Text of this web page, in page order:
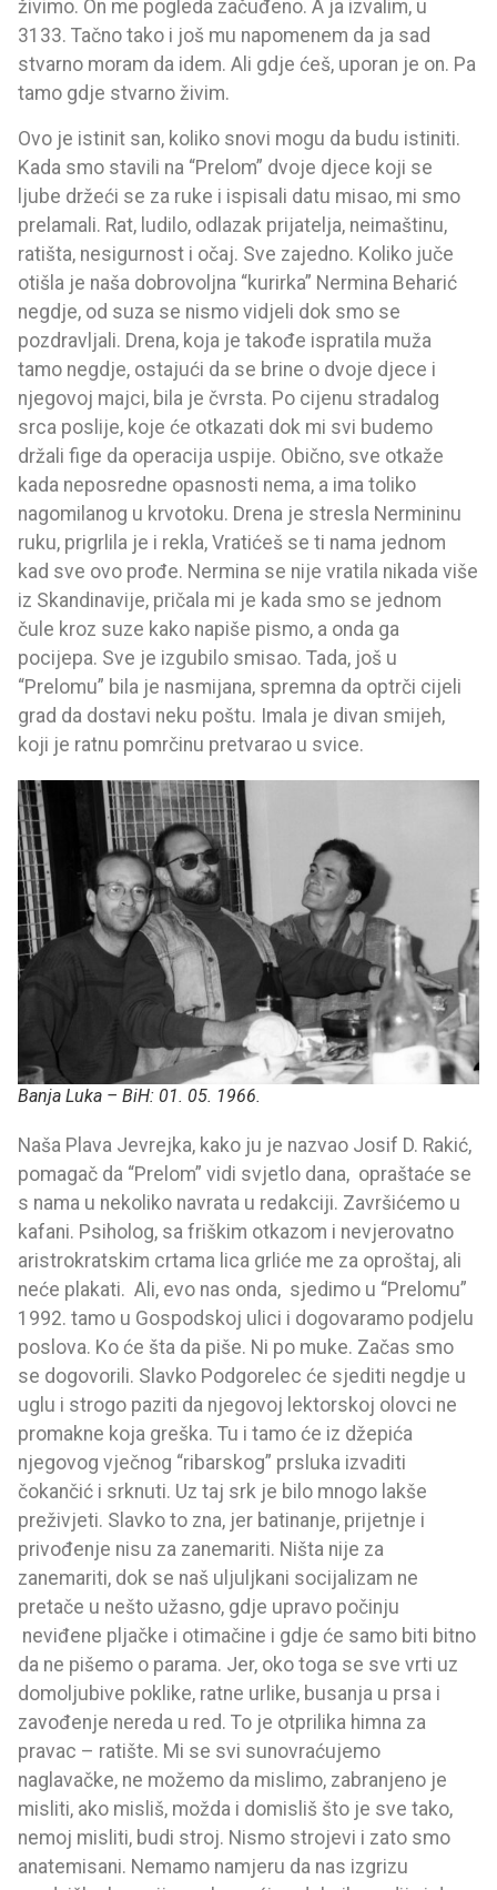
živimo. On me pogleda začuđeno. A ja izvalim, u
3133. Tačno tako i još mu napomenem da ja sad
stvarno moram da idem. Ali gdje ćeš, uporan je on. Pa
tamo gdje stvarno živim.
Ovo je istinit san, koliko snovi mogu da budu istiniti.
Kada smo stavili na “Prelom” dvoje djece koji se
ljube držeći se za ruke i ispisali datu misao, mi smo
prelamali. Rat, ludilo, odlazak prijatelja, neimaštinu,
ratišta, nesigurnost i očaj. Sve zajedno. Koliko juče
otišla je naša dobrovoljna “kurirka” Nermina Beharić
negdje, od suza se nismo vidjeli dok smo se
pozdravljali. Drena, koja je takođe ispratila muža
tamo negdje, ostajući da se brine o dvoje djece i
njegovoj majci, bila je čvrsta. Po cijenu stradalog
srca poslije, koje će otkazati dok mi svi budemo
držali fige da operacija uspije. Obično, sve otkaže
kada neposredne opasnosti nema, a ima toliko
nagomilanog u krvotoku. Drena je stresla Nermininu
ruku, prigrlila je i rekla, Vratićeš se ti nama jednom
kad sve ovo prođe. Nermina se nije vratila nikada više
iz Skandinavije, pričala mi je kada smo se jednom
čule kroz suze kako napiše pismo, a onda ga
pocijepa. Sve je izgubilo smisao. Tada, još u
“Prelomu” bila je nasmijana, spremna da optrči cijeli
grad da dostavi neku poštu. Imala je divan smijeh,
koji je ratnu pomrčinu pretvarao u svice.
Banja Luka – BiH: 01. 05. 1966.
Naša Plava Jevrejka, kako ju je nazvao Josif D. Rakić,
pomagač da “Prelom” vidi svjetlo dana, opraštaće se
s nama u nekoliko navrata u redakciji. Završićemo u
kafani. Psiholog, sa friškim otkazom i nevjerovatno
aristrokratskim crtama lica grliće me za oproštaj, ali
neće plakati. Ali, evo nas onda, sjedimo u “Prelomu”
1992. tamo u Gospodskoj ulici i dogovaramo podjelu
poslova. Ko će šta da piše. Ni po muke. Začas smo
se dogovorili. Slavko Podgorelec će sjediti negdje u
uglu i strogo paziti da njegovoj lektorskoj olovci ne
promakne koja greška. Tu i tamo će iz džepića
njegovog vječnog “ribarskog” prsluka izvaditi
čokančić i srknuti. Uz taj srk je bilo mnogo lakše
preživjeti. Slavko to zna, jer batinanje, prijetnje i
privođenje nisu za zanemariti. Ništa nije za
zanemariti, dok se naš uljuljkani socijalizam ne
pretače u nešto užasno, gdje upravo počinju
neviđene pljačke i otimačine i gdje će samo biti bitno
da ne pišemo o parama. Jer, oko toga se sve vrti uz
domoljubive poklike, ratne urlike, busanja u prsa i
zavođenje nereda u red. To je otprilika himna za
pravac – ratište. Mi se svi sunovraćujemo
naglavačke, ne možemo da mislimo, zabranjeno je
misliti, ako misliš, možda i domisliš što je sve tako,
nemoj misliti, budi stroj. Nismo strojevi i zato smo
anatemisani. Nemamo namjeru da nas izgrizu